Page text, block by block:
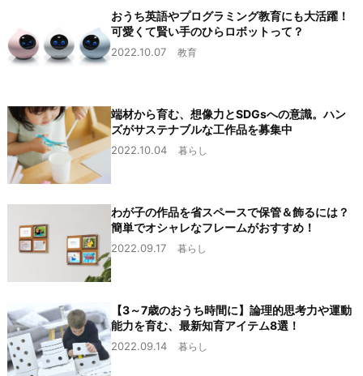
おうち英語やプログラミング教育にも大活躍！
可愛くて賢い手のひらロボットって？
2022.10.07 教育
端材から育む、想像力とSDGsへの意識。ハン
ズがサステナブルな工作品を募集中
2022.10.04 暮らし
わが子の作品を省スペースで保管＆飾るには？
簡単でオシャレなフレームがおすすめ！
2022.09.17 暮らし
【3～7歳のおうち時間に】論理的思考力や運動
能力を育む、最新知育アイテム8選！
2022.09.14 暮らし